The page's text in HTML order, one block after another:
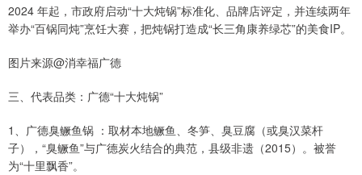
2024 年起，市政府启动“十大炖锅”标准化、品牌店评定，并连续两年
举办“百锅同炖”烹饪大赛，把炖锅打造成“长三角康养绿芯”的美食IP。
图片来源@消幸福广德
三、代表品类：广德“十大炖锅”
1、广德臭鳜鱼锅 ：取材本地鳜鱼、冬笋、臭豆腐（或臭汉菜杆
子），“臭鳜鱼”与广德炭火结合的典范，县级非遗（2015）。被誉
为“十里飘香”。